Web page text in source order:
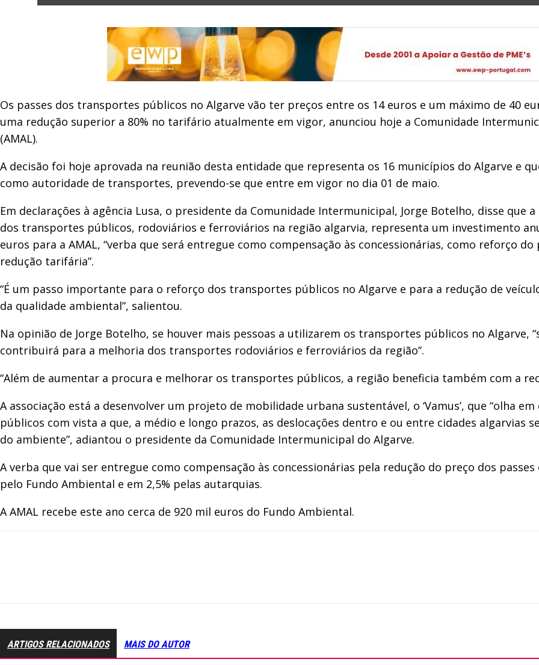
Os passes dos transportes públicos no Algarve vão ter preços entre os 14 euros e um máximo de 40
uma redução superior a 80% no tarifário atualmente em vigor, anunciou hoje a Comunidade
(AMAL).
A decisão foi hoje aprovada na reunião desta entidade que representa os 16 municípios do Algarve e
como autoridade de transportes, prevendo-se que entre em vigor no dia 01 de maio.
Em declarações à agência Lusa, o presidente da Comunidade Intermunicipal, Jorge Botelho, disse que
dos transportes públicos, rodoviários e ferroviários na região algarvia, representa um investimento
euros para a AMAL, “verba que será entregue como compensação às concessionárias, como reforço
redução tarifária”.
“É um passo importante para o reforço dos transportes públicos no Algarve e para a redução de
da qualidade ambiental”, salientou.
Na opinião de Jorge Botelho, se houver mais pessoas a utilizarem os transportes públicos no Algarve,
contribuirá para a melhoria dos transportes rodoviários e ferroviários da região”.
“Além de aumentar a procura e melhorar os transportes públicos, a região beneficia também com a
A associação está a desenvolver um projeto de mobilidade urbana sustentável, o ‘Vamus’, que “olha
públicos com vista a que, a médio e longo prazos, as deslocações dentro e ou entre cidades algarvias
do ambiente”, adiantou o presidente da Comunidade Intermunicipal do Algarve.
A verba que vai ser entregue como compensação às concessionárias pela redução do preço dos
pelo Fundo Ambiental e em 2,5% pelas autarquias.
A AMAL recebe este ano cerca de 920 mil euros do Fundo Ambiental.
ARTIGOS RELACIONADOS MAIS DO AUTOR